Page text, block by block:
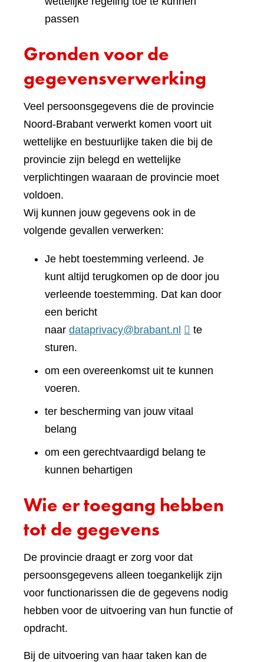
passen
Gronden voor de
gegevensverwerking
Veel persoonsgegevens die de provincie
Noord-Brabant verwerkt komen voort uit
wettelijke en bestuurlijke taken die bij de
provincie zijn belegd en wettelijke
verplichtingen waaraan de provincie moet
voldoen.
Wij kunnen jouw gegevens ook in de
volgende gevallen verwerken:
Je hebt toestemming verleend. Je
kunt altijd terugkomen op de door jou
verleende toestemming. Dat kan door
een bericht
naar dataprivacy@brabant.nl
te
sturen.
om een overeenkomst uit te kunnen
voeren.
ter bescherming van jouw vitaal
belang
om een gerechtvaardigd belang te
kunnen behartigen
Wie er toegang hebben
tot de gegevens
De provincie draagt er zorg voor dat
persoonsgegevens alleen toegankelijk zijn
voor functionarissen die de gegevens nodig
hebben voor de uitvoering van hun functie of
opdracht.
Bij de uitvoering van haar taken kan de